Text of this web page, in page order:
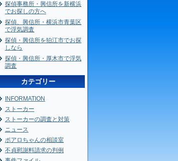
探偵事務所・興信所を新横浜
でお探しの方へ
探偵、興信所・横浜市青葉区
で浮気調査
探偵・興信所を狛江市でお探
しなら
探偵・興信所・厚木市で浮気
調査
カテゴリー
INFORMATION
ストーカー
ストーカーの調査と対策
ニュース
ポアロちゃんの相談室
不貞慰謝料請求の判例